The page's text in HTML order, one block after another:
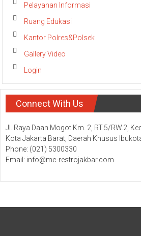
Pelayanan Informasi
Ruang Edukasi
Kantor Polres&Polsek
Gallery Video
Login
Connect With Us
Jl. Raya Daan Mogot Km. 2, RT.5/RW.2,
Kota Jakarta Barat, Daerah Khusus
Phone: (021) 5300330
Email: info@mc-restrojakbar.com